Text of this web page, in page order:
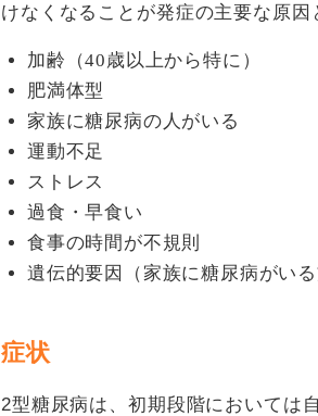
けなくなることが発症の主要な原因
加齢（40歳以上から特に）
肥満体型
家族に糖尿病の人がいる
運動不足
ストレス
過食・早食い
食事の時間が不規則
遺伝的要因（家族に糖尿病がいる
症状
2型糖尿病は、初期段階においては